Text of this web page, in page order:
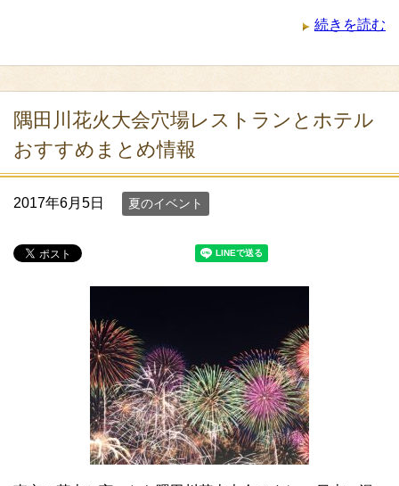
続きを読む
隅田川花火大会穴場レストランとホテル
おすすめまとめ情報
2017年6月5日 夏のイベント